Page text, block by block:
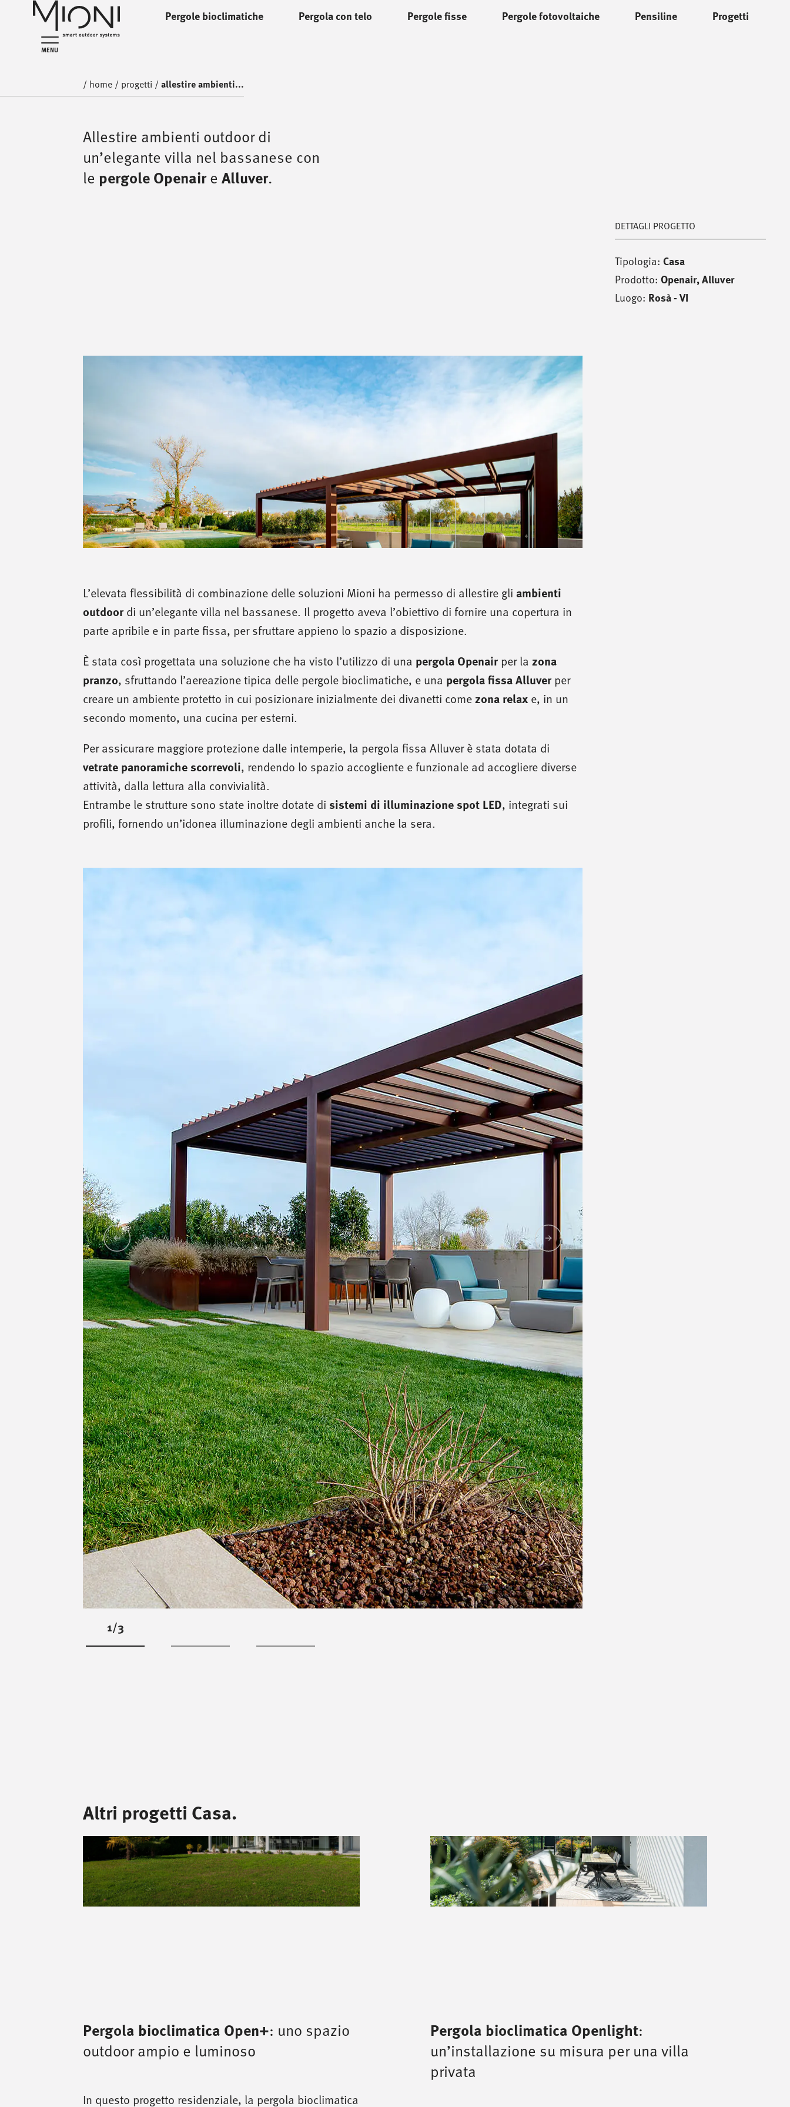
home Pergole bioclimatiche Pergola con telo Pergole fisse Pergole fotovoltaiche Pensiline Progetti
MENU
/ home / progetti /allestire ambienti...
Allestire ambienti outdoor di
un’elegante villa nel bassanese con
le pergole OpenaireAlluver.
L’elevata flessibilità di combinazione delle soluzioni Mioni ha permesso di allestire gliambienti
outdoordi un’elegante villa nel bassanese. Il progetto aveva l’obiettivo di fornire una copertura in
parte apribile e in parte fissa, per sfruttare appieno lo spazio a disposizione.
È stata così progettata una soluzione che ha visto l’utilizzo di una pergola Openairper lazona
pranzo, sfruttando l’aereazione tipica delle pergole bioclimatiche, e una pergola fissa Alluverper
creare un ambiente protetto in cui posizionare inizialmente dei divanetti comezona relaxe, in un
secondo momento, una cucina per esterni.
Per assicurare maggiore protezione dalle intemperie, la pergola fissa Alluver è stata dotata di
vetrate panoramiche scorrevoli, rendendo lo spazio accogliente e funzionale ad accogliere diverse
attività, dalla lettura alla convivialità.
Entrambe le strutture sono state inoltre dotate disistemi di illuminazione spot LED, integrati sui
profili, fornendo un’idonea illuminazione degli ambienti anche la sera.
1/3
DETTAGLI PROGETTO
Tipologia: Casa
Prodotto: Openair,Alluver
Luogo: Rosà - VI
Altri progetti Casa.
Pergola bioclimatica Open+: uno spazio
outdoor ampio e luminoso
In questo progetto residenziale, la pergola bioclimatica
Pergola bioclimatica Openlight:
un’installazione su misura per una villa
privata